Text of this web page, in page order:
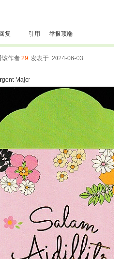
回复 引用 举报顶端
该作者 29 发表于: 2024-06-03
Major